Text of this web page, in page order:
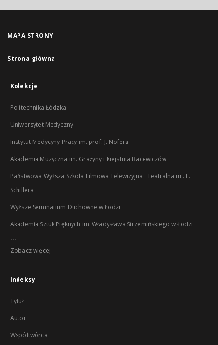
MAPA STRONY
Strona główna
Kolekcje
Politechnika Łódzka
Uniwersytet Medyczny
Instytut Medycyny Pracy im. prof. J. Nofera
Akademia Muzyczna im. Grażyny i Kiejstuta Bacewiczów
Państwowa Wyższa Szkoła Filmowa Telewizyjna i Teatralna im. L.
Schillera
Wyższe Seminarium Duchowne w Łodzi
Akademia Sztuk Pięknych im. Władysława Strzemińskiego w Łodzi
...
Zobacz więcej
Indeksy
Tytuł
Autor
Współtwórca